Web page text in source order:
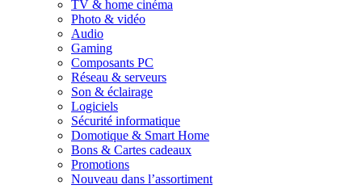
TV & home cinéma
Photo & vidéo
Audio
Gaming
Composants PC
Réseau & serveurs
Son & éclairage
Logiciels
Sécurité informatique
Domotique & Smart Home
Bons & Cartes cadeaux
Promotions
Nouveau dans l’assortiment